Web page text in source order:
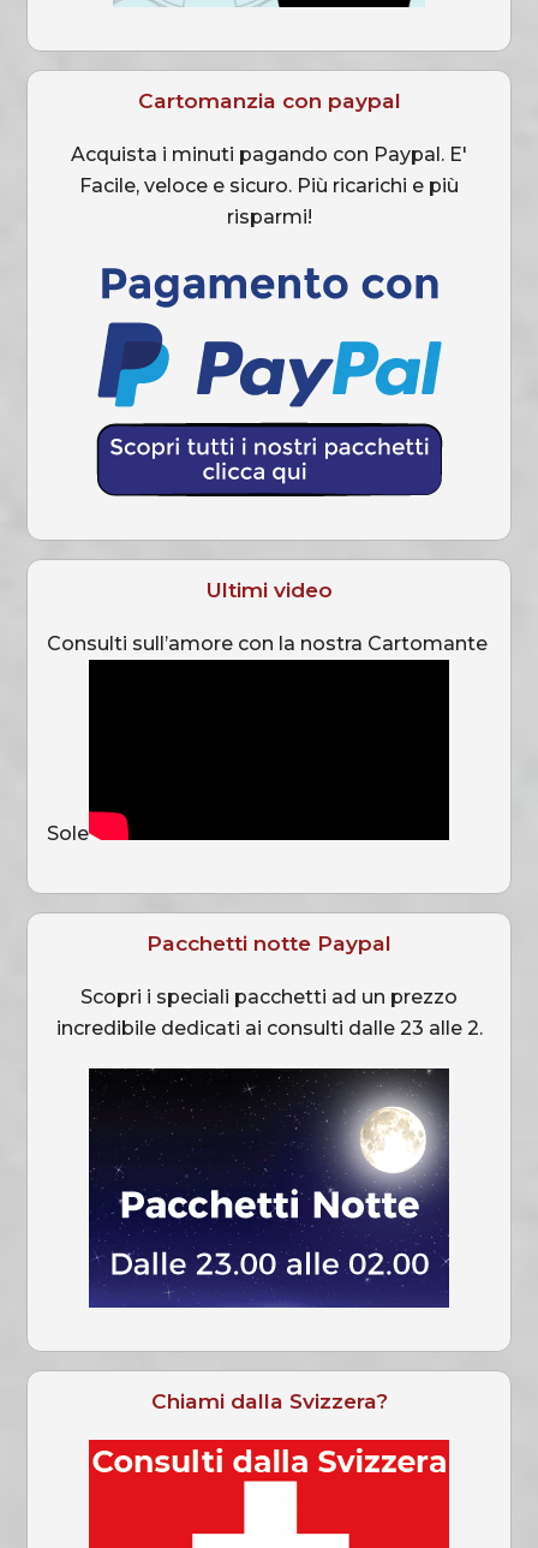
Cartomanzia con paypal
Acquista i minuti pagando con Paypal. E'
Facile, veloce e sicuro. Più ricarichi e più
risparmi!
Ultimi video
Consulti sull’amore con la nostra Cartomante
Sole
Pacchetti notte Paypal
Scopri i speciali pacchetti ad un prezzo
incredibile dedicati ai consulti dalle 23 alle 2.
Chiami dalla Svizzera?